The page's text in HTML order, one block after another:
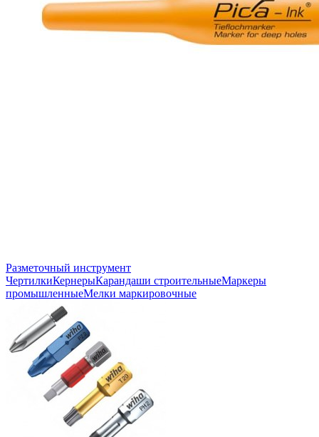
Разметочный инструмент
ЧертилкиКернерыКарандаши строительныеМаркеры
промышленныеМелки маркировочные